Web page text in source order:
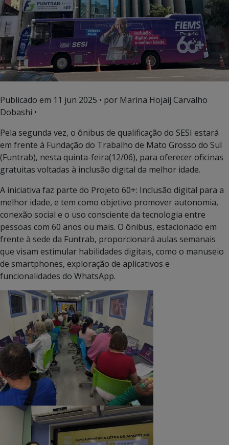
Publicado em 11 jun 2025 • por Marina Hojaij Carvalho
Dobashi •
Pela segunda vez, o ônibus de qualificação do SESI estará
em frente à Fundação do Trabalho de Mato Grosso do Sul
(Funtrab), nesta quinta-feira(12/06), para oferecer oficinas
gratuitas voltadas à inclusão digital da melhor idade.
A iniciativa faz parte do Projeto 60+: Inclusão digital para a
melhor idade, e tem como objetivo promover autonomia,
conexão social e o uso consciente da tecnologia entre
pessoas com 60 anos ou mais. O ônibus, estacionado em
frente à sede da Funtrab, proporcionará aulas semanais
que visam estimular habilidades digitais, como o manuseio
de smartphones, exploração de aplicativos e
funcionalidades do WhatsApp.